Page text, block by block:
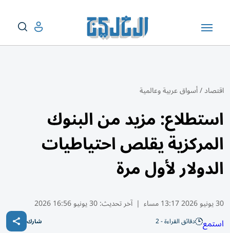
اقتصاد/أسواق عربية وعالمية
استطلاع: مزيد من البنوك
المركزية يقلص احتياطيات
الدولار لأول مرة
30 يونيو 2026 13:17 مساء | آخر تحديث:30 يونيو 16:56 2026
استمع دقائق القراءة - 2 شارك